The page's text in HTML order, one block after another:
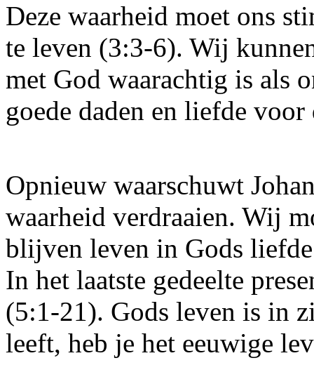
Deze waarheid moet ons
te leven (3:3-6). Wij
met God waarachtig is als
goede daden en liefde
Opnieuw waarschuwt
waarheid verdraaien. Wij
blijven leven in Gods
In het laatste gedeelte
(5:1-21). Gods leven is in
leeft, heb je het eeuwige